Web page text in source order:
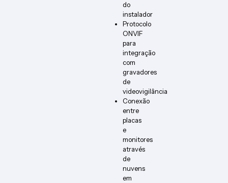
do
instalador
Protocolo
ONVIF
para
integração
com
gravadores
de
videovigilância
Conexão
entre
placas
e
monitores
através
de
nuvens
em